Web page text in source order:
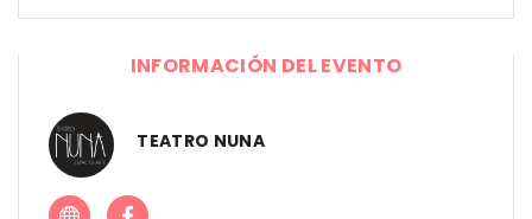
INFORMACIÓN DEL EVENTO
TEATRO NUNA